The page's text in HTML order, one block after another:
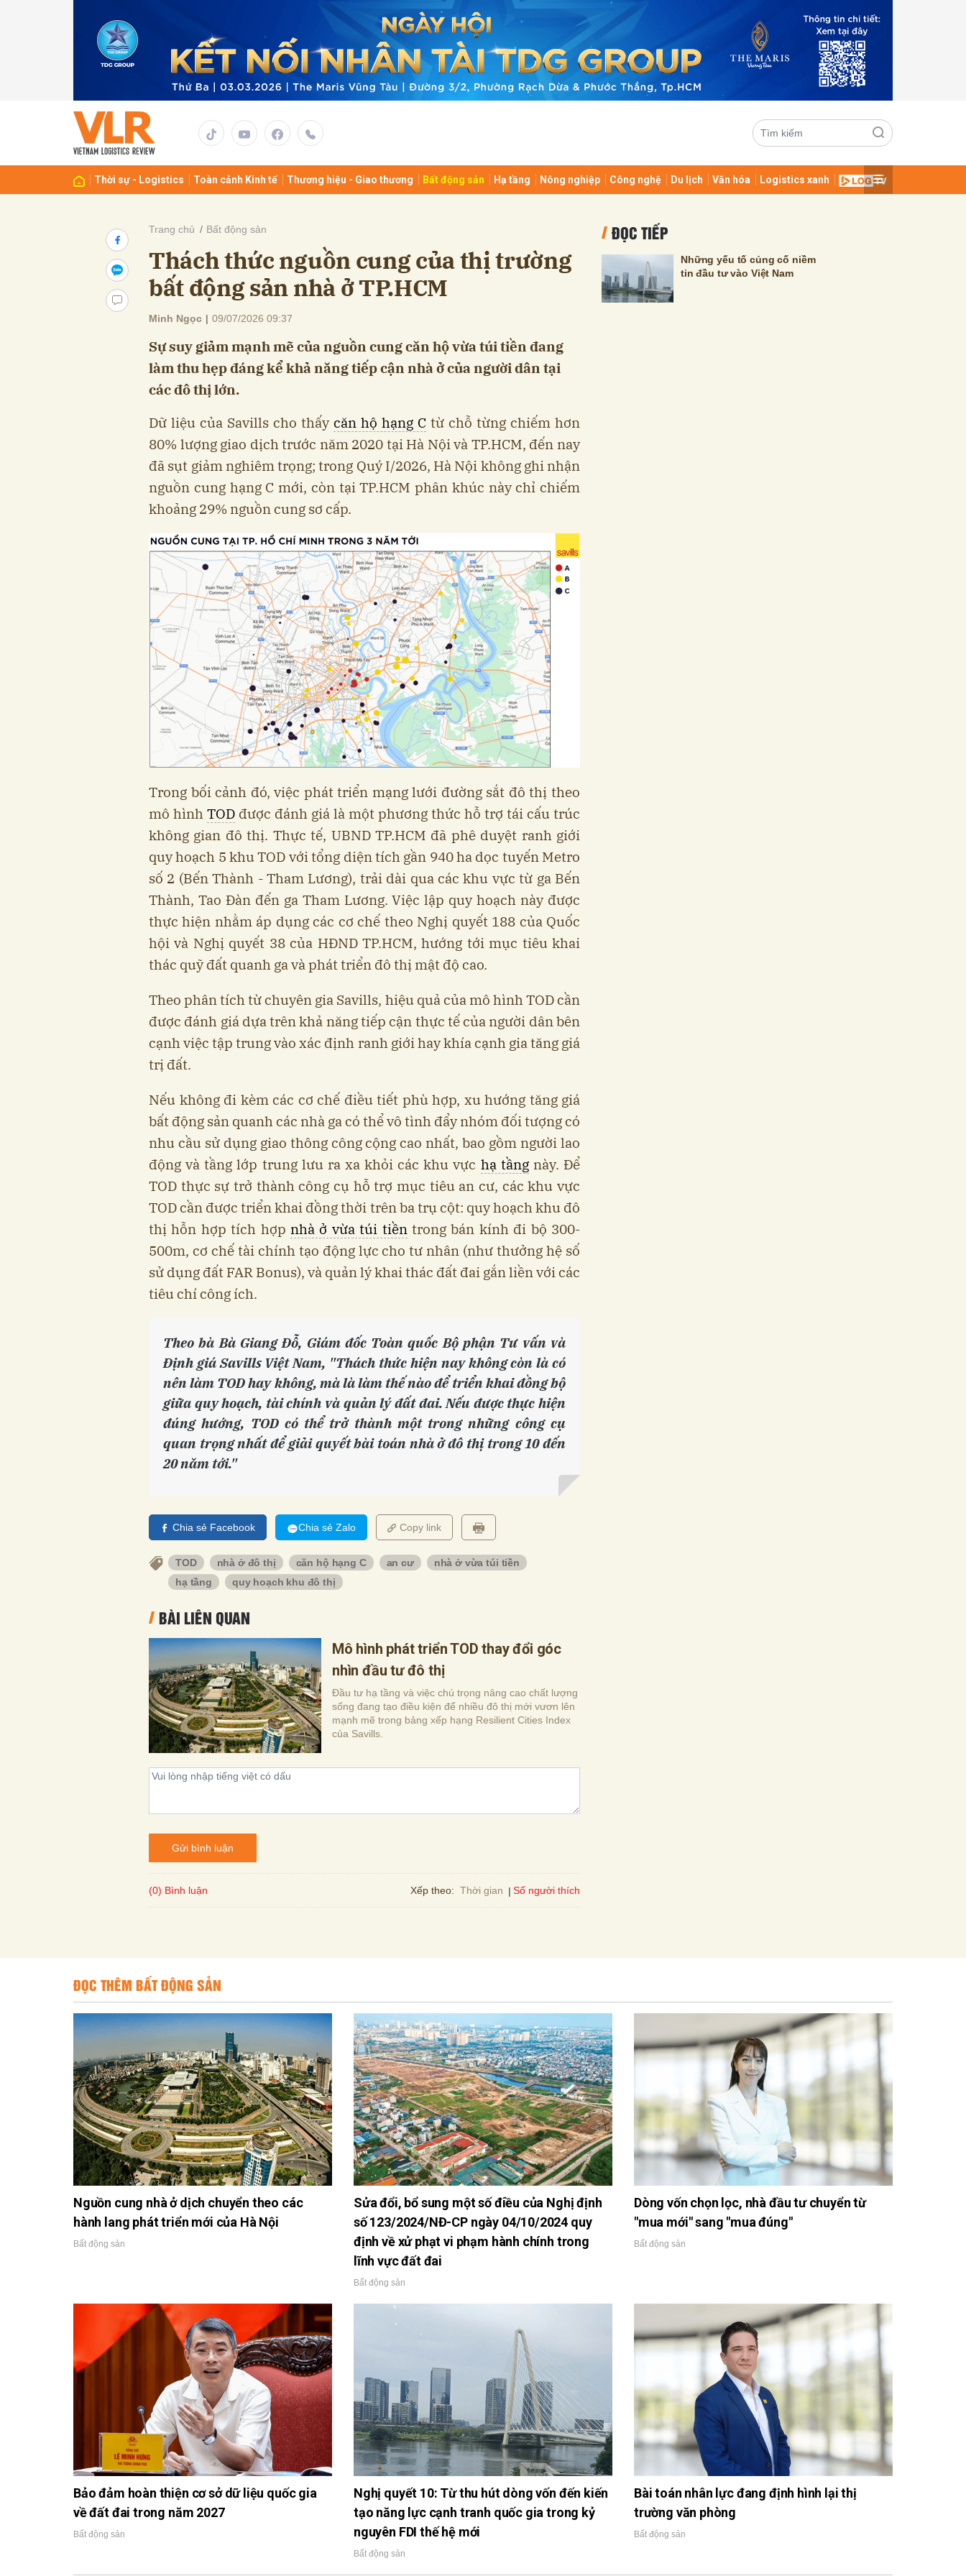
Thời sự - Logistics Toàn cảnh Kinh tế Thương hiệu - Giao thương Bất động sản Hạ tầng Nông nghiệp Công nghệ Du lịch Văn hóa Logistics xanh
Trang chủ Bất động sản
Thách thức nguồn cung của thị trường
bất động sản nhà ở TP.HCM
Minh Ngọc | 09/07/2026 09:37
Sự suy giảm mạnh mẽ của nguồn cung căn hộ vừa túi tiền đang
làm thu hẹp đáng kể khả năng tiếp cận nhà ở của người dân tại
các đô thị lớn.
Dữ liệu của Savills cho thấy căn hộ hạng C từ chỗ từng chiếm hơn
80% lượng giao dịch trước năm 2020 tại Hà Nội và TP.HCM, đến nay
đã sụt giảm nghiêm trọng; trong Quý I/2026, Hà Nội không ghi nhận
nguồn cung hạng C mới, còn tại TP.HCM phân khúc này chỉ chiếm
khoảng 29% nguồn cung sơ cấp.
Trong bối cảnh đó, việc phát triển mạng lưới đường sắt đô thị theo
mô hình TOD được đánh giá là một phương thức hỗ trợ tái cấu trúc
không gian đô thị. Thực tế, UBND TP.HCM đã phê duyệt ranh giới
quy hoạch 5 khu TOD với tổng diện tích gần 940 ha dọc tuyến Metro
số 2 (Bến Thành - Tham Lương), trải dài qua các khu vực từ ga Bến
Thành, Tao Đàn đến ga Tham Lương. Việc lập quy hoạch này được
thực hiện nhằm áp dụng các cơ chế theo Nghị quyết 188 của Quốc
hội và Nghị quyết 38 của HĐND TP.HCM, hướng tới mục tiêu khai
thác quỹ đất quanh ga và phát triển đô thị mật độ cao.
Theo phân tích từ chuyên gia Savills, hiệu quả của mô hình TOD cần
được đánh giá dựa trên khả năng tiếp cận thực tế của người dân bên
cạnh việc tập trung vào xác định ranh giới hay khía cạnh gia tăng giá
trị đất.
Nếu không đi kèm các cơ chế điều tiết phù hợp, xu hướng tăng giá
bất động sản quanh các nhà ga có thể vô tình đẩy nhóm đối tượng có
nhu cầu sử dụng giao thông công cộng cao nhất, bao gồm người lao
động và tầng lớp trung lưu ra xa khỏi các khu vực hạ tầngnày. Để
TOD thực sự trở thành công cụ hỗ trợ mục tiêu an cư, các khu vực
TOD cần được triển khai đồng thời trên ba trụ cột: quy hoạch khu đô
thị hỗn hợp tích hợp nhà ở vừa túi tiền trong bán kính đi bộ 300-
500m, cơ chế tài chính tạo động lực cho tư nhân (như thưởng hệ số
sử dụng đất FAR Bonus), và quản lý khai thác đất đai gắn liền với các
tiêu chí công ích.
Theo bà Bà Giang Đỗ, Giám đốc Toàn quốc Bộ phận Tư vấn và
Định giá Savills Việt Nam, "Thách thức hiện nay không còn là có
nên làm TOD hay không, mà là làm thế nào để triển khai đồng bộ
giữa quy hoạch, tài chính và quản lý đất đai. Nếu được thực hiện
đúng hướng, TOD có thể trở thành một trong những công cụ
quan trọng nhất để giải quyết bài toán nhà ở đô thị trong 10 đến
20 năm tới."
Chia sẻ Facebook Chia sẻ Zalo Copy link
TOD nhà ở đô thị căn hộ hạng C an cư
nhà ở vừa túi tiền
hạ tầng
quy hoạch khu đô thị
BÀI LIÊN QUAN
Mô hình phát triển TOD thay đổi góc
nhìn đầu tư đô thị
Đầu tư hạ tầng và việc chú trọng nâng cao chất lượng
sống đang tạo điều kiện để nhiều đô thị mới vươn lên
mạnh mẽ trong bảng xếp hạng Resilient Cities Index
của Savills.
Gửi bình luận
(0) Bình luận Xếp theo: Thời gian Số người thích
ĐỌC TIẾP
Những yếu tố củng cố niềm
tin đầu tư vào Việt Nam
ĐỌC THÊM BẤT ĐỘNG SẢN
Nguồn cung nhà ở dịch chuyển theo các
hành lang phát triển mới của Hà Nội
Bất động sản
Sửa đổi, bổ sung một số điều của Nghị định
số 123/2024/NĐ-CP ngày 04/10/2024 quy
định về xử phạt vi phạm hành chính trong
lĩnh vực đất đai
Bất động sản
Dòng vốn chọn lọc, nhà đầu tư chuyển từ
"mua mới" sang "mua đúng"
Bất động sản
Bảo đảm hoàn thiện cơ sở dữ liệu quốc gia
về đất đai trong năm 2027
Bất động sản
Nghị quyết 10: Từ thu hút dòng vốn đến kiến
tạo năng lực cạnh tranh quốc gia trong kỷ
nguyên FDI thế hệ mới
Bất động sản
Bài toán nhân lực đang định hình lại thị
trường văn phòng
Bất động sản
Gửi bình luận